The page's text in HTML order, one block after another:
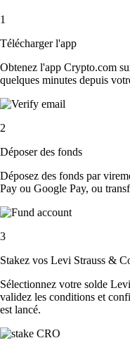
1
Télécharger l'app
Obtenez l'app Crypto.com
quelques minutes depuis
2
Déposer des fonds
Déposez des fonds par
Pay ou Google Pay, ou
3
Stakez vos Levi Strauss &
Sélectionnez votre solde
validez les conditions et
est lancé.